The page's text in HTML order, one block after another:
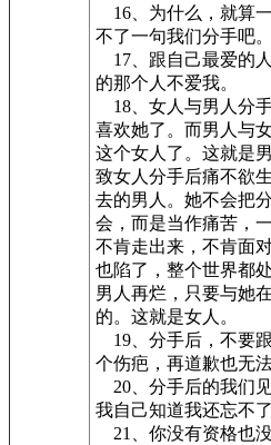
16、为什么，就算
不了一句我们分手吧。
17、跟自己最爱的
的那个人不爱我。
18、女人与男人分
喜欢她了。而男人与
这个女人了。这就是
致女人分手后痛不欲
去的男人。她不会把
会，而是当作痛苦，
不肯走出来，不肯面
也陷了，整个世界都
男人再烂，只要与她
的。这就是女人。
19、分手后，不要
个伤疤，再道歉也无法
20、分手后的我们
我自己知道我还忘不了
21、你没有资格也